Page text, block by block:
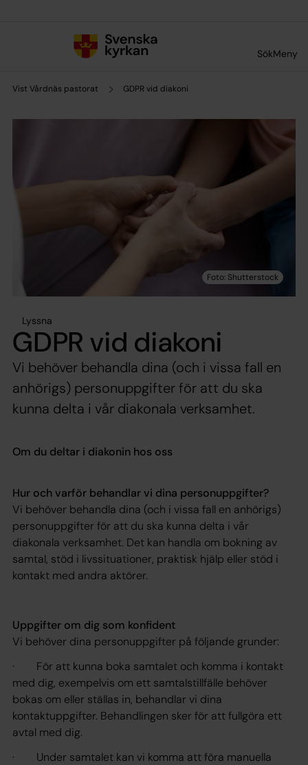
SökMeny
Vist Vårdnäs pastorat GDPR vid diakoni
Lyssna
GDPR vid diakoni
Vi behöver behandla dina (och i vissa fall en
anhörigs) personuppgifter för att du ska
kunna delta i vår diakonala verksamhet.
Om du deltar i diakonin hos oss
Hur och varför behandlar vi dina personuppgifter?
Vi behöver behandla dina (och i vissa fall en anhörigs)
personuppgifter för att du ska kunna delta i vår
diakonala verksamhet. Det kan handla om bokning av
samtal, stöd i livssituationer, praktisk hjälp eller stöd i
kontakt med andra aktörer.
Uppgifter om dig som konfident
Vi behöver dina personuppgifter på följande grunder:
· För att kunna boka samtalet och komma i kontakt
med dig, exempelvis om ett samtalstillfälle behöver
bokas om eller ställas in, behandlar vi dina
kontaktuppgifter. Behandlingen sker för att fullgöra ett
avtal med dig.
· Under samtalet kan vi komma att föra manuella